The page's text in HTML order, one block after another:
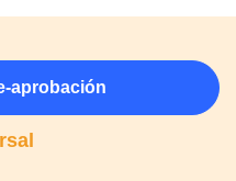
aprobación